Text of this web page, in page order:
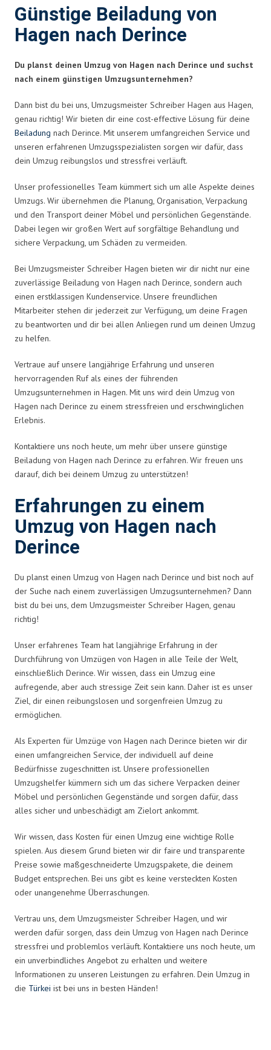
Günstige Beiladung von
Hagen nach Derince
Du planst deinen Umzug von Hagen nach Derince und suchst
nach einem günstigen Umzugsunternehmen?
Dann bist du bei uns, Umzugsmeister Schreiber Hagen aus Hagen,
genau richtig! Wir bieten dir eine cost-effective Lösung für deine
Beiladung nach Derince. Mit unserem umfangreichen Service und
unseren erfahrenen Umzugsspezialisten sorgen wir dafür, dass
dein Umzug reibungslos und stressfrei verläuft.
Unser professionelles Team kümmert sich um alle Aspekte deines
Umzugs. Wir übernehmen die Planung, Organisation, Verpackung
und den Transport deiner Möbel und persönlichen Gegenstände.
Dabei legen wir großen Wert auf sorgfältige Behandlung und
sichere Verpackung, um Schäden zu vermeiden.
Bei Umzugsmeister Schreiber Hagen bieten wir dir nicht nur eine
zuverlässige Beiladung von Hagen nach Derince, sondern auch
einen erstklassigen Kundenservice. Unsere freundlichen
Mitarbeiter stehen dir jederzeit zur Verfügung, um deine Fragen
zu beantworten und dir bei allen Anliegen rund um deinen Umzug
zu helfen.
Vertraue auf unsere langjährige Erfahrung und unseren
hervorragenden Ruf als eines der führenden
Umzugsunternehmen in Hagen. Mit uns wird dein Umzug von
Hagen nach Derince zu einem stressfreien und erschwinglichen
Erlebnis.
Kontaktiere uns noch heute, um mehr über unsere günstige
Beiladung von Hagen nach Derince zu erfahren. Wir freuen uns
darauf, dich bei deinem Umzug zu unterstützen!
Erfahrungen zu einem
Umzug von Hagen nach
Derince
Du planst einen Umzug von Hagen nach Derince und bist noch auf
der Suche nach einem zuverlässigen Umzugsunternehmen? Dann
bist du bei uns, dem Umzugsmeister Schreiber Hagen, genau
richtig!
Unser erfahrenes Team hat langjährige Erfahrung in der
Durchführung von Umzügen von Hagen in alle Teile der Welt,
einschließlich Derince. Wir wissen, dass ein Umzug eine
aufregende, aber auch stressige Zeit sein kann. Daher ist es unser
Ziel, dir einen reibungslosen und sorgenfreien Umzug zu
ermöglichen.
Als Experten für Umzüge von Hagen nach Derince bieten wir dir
einen umfangreichen Service, der individuell auf deine
Bedürfnisse zugeschnitten ist. Unsere professionellen
Umzugshelfer kümmern sich um das sichere Verpacken deiner
Möbel und persönlichen Gegenstände und sorgen dafür, dass
alles sicher und unbeschädigt am Zielort ankommt.
Wir wissen, dass Kosten für einen Umzug eine wichtige Rolle
spielen. Aus diesem Grund bieten wir dir faire und transparente
Preise sowie maßgeschneiderte Umzugspakete, die deinem
Budget entsprechen. Bei uns gibt es keine versteckten Kosten
oder unangenehme Überraschungen.
Vertrau uns, dem Umzugsmeister Schreiber Hagen, und wir
werden dafür sorgen, dass dein Umzug von Hagen nach Derince
stressfrei und problemlos verläuft. Kontaktiere uns noch heute, um
ein unverbindliches Angebot zu erhalten und weitere
Informationen zu unseren Leistungen zu erfahren. Dein Umzug in
die Türkei ist bei uns in besten Händen!